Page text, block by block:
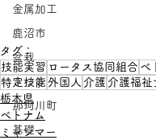
金属加工
鹿沼市
盆栽
さつき
那珂川町
基礎
タグ：
技能実習 ロータス協同組合 ベ
特定技能 外国人 介護 介護福祉
栃木県
ベトナム
ミャンマー